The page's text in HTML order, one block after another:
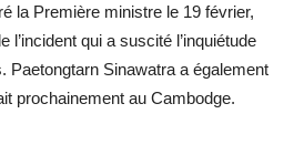
la Première ministre le 19 février,
l’incident qui a suscité l’inquiétude
Paetongtarn Sinawatra a également
prochainement au Cambodge.